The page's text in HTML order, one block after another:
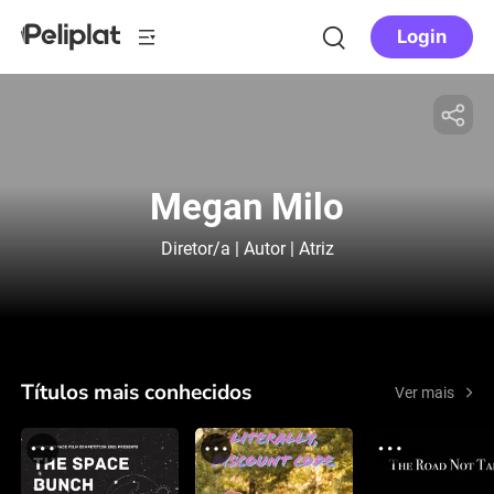
Login
Megan Milo
Diretor/a | Autor | Atriz
Títulos mais conhecidos Ver mais